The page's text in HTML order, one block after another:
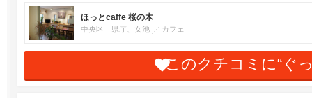
ほっとcaffe 桜の木
中央区 県庁、女池 カフェ
このクチコミに“ぐ